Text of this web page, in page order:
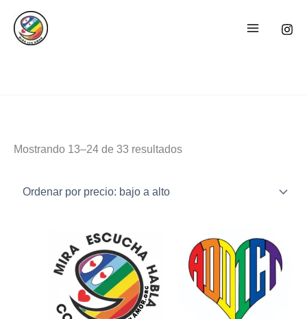
contenido
Mostrando 13–24 de 33 resultados